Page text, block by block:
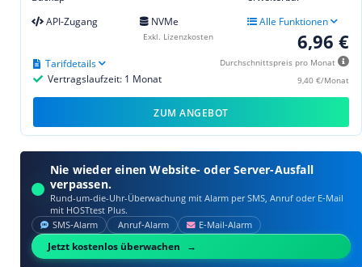
API-Zugang
NVMe Alle Funktionen
6,96 €
Durchschnittspreis pro Monat
9,40 €/Monat
Vertragslaufzeit: 1 Monat
Tarifdetails
Exkl. Lizenzkosten
ZUM ANGEBOT
Nie wieder einen Website- oder Server-Ausfall
verpassen.
Rund-um-die-Uhr-Überwachung mit Alarm per SMS, Anruf oder E‑Mail
mit HOSTtest Plus.
SMS‑Alarm Anruf‑Alarm E‑Mail‑Alarm
Jetzt kostenlos überwachen